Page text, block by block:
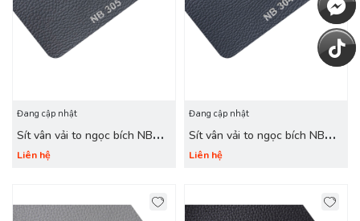
Đang cập nhật
Sít vân vải to ngọc bích NB
305 lông chuột
Liên hệ
Đang cập nhật
Sít vân vải to ngọc bích NB
304 ghi
Liên hệ